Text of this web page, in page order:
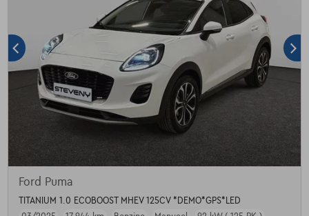
Ford Puma
TITANIUM 1.0 ECOBOOST MHEV 125CV *DEMO*GPS*LED